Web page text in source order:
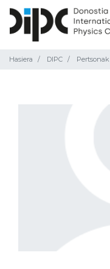
Hasiera DIPC Pertsonak